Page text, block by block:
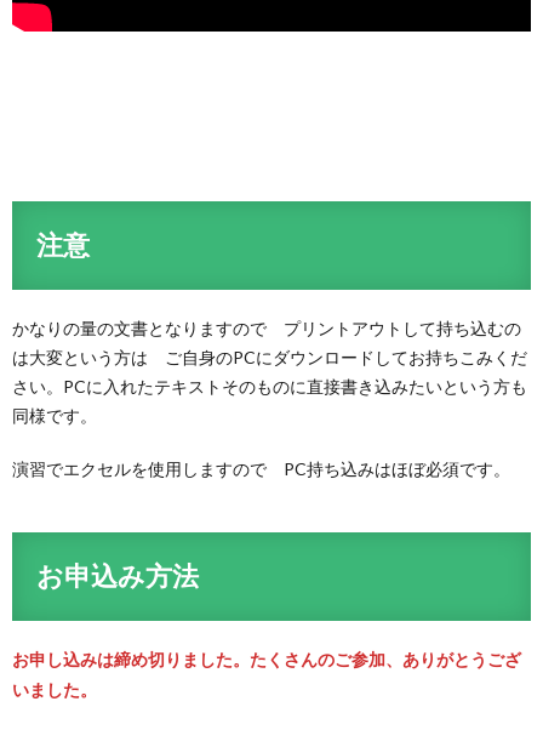
注意
かなりの量の文書となりますので プリントアウトして持ち込むの
は大変という方は ご自身のPCにダウンロードしてお持ちこみくだ
さい。PCに入れたテキストそのものに直接書き込みたいという方も
同様です。
演習でエクセルを使用しますので PC持ち込みはほぼ必須です。
お申込み方法
お申し込みは締め切りました。たくさんのご参加、ありがとうござ
いました。